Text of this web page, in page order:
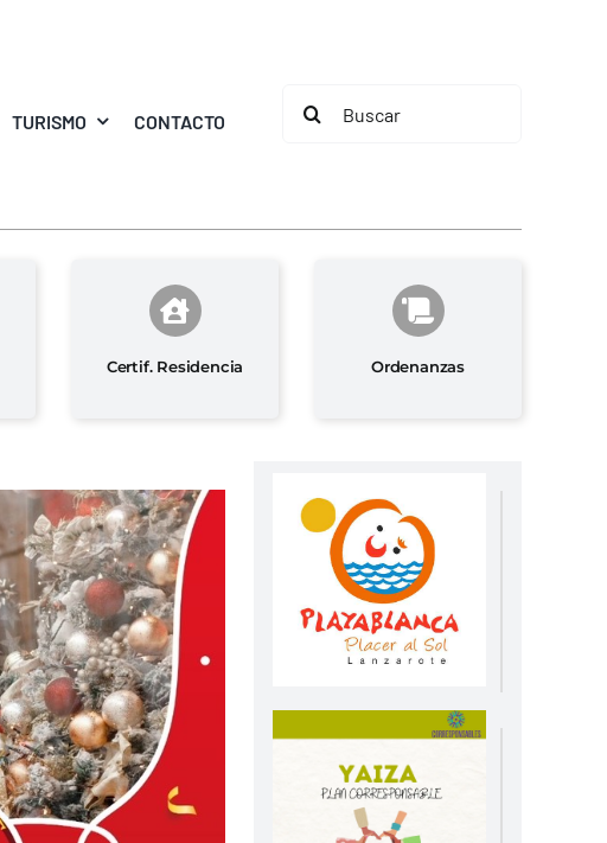
TURISMO CONTACTO
Buscar:
Certif. Residencia Ordenanzas